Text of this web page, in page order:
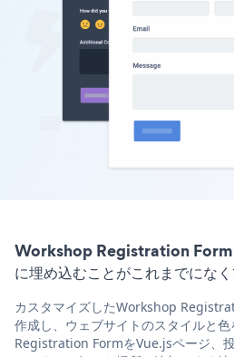
Workshop Registration Form
に埋め込むことがこれまでにな
カスタマイズしたWorkshop
作成し、ウェブサイトのスタイルと
Registration FormをVue.jsページ、